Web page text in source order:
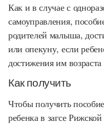
Как и в случае с
самоуправления,
родителей малыша,
или опекуну, если
достижения им возраста
Как получить
Чтобы получить
ребенка в загсе